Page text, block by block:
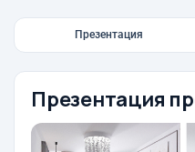
Презентация
Презентация